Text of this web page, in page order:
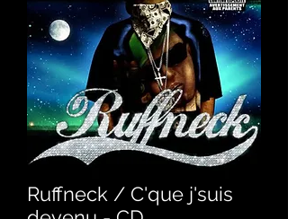
Ruffneck / C'que j'suis